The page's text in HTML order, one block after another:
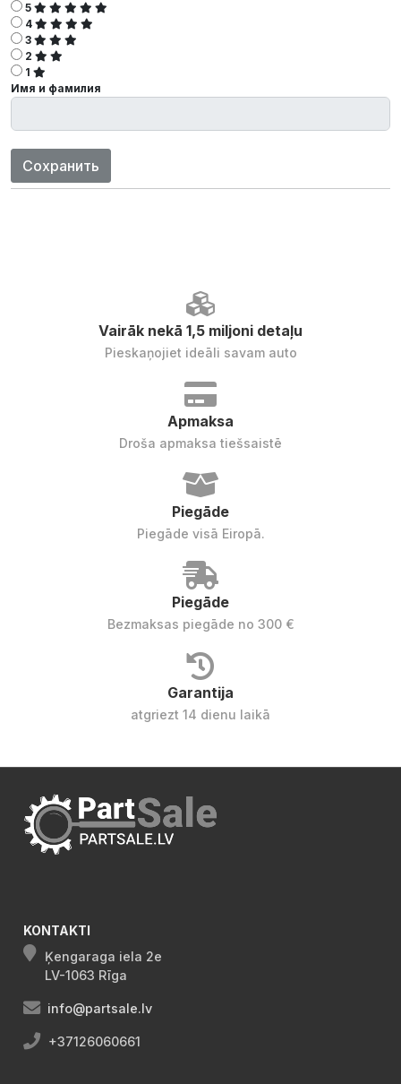
5
4
3
2
1
Имя и фамилия
Сохранить
Vairāk nekā 1,5 miljoni detaļu
Pieskaņojiet ideāli savam auto
Apmaksa
Droša apmaksa tiešsaistē
Piegāde
Piegāde visā Eiropā.
Piegāde
Bezmaksas piegāde no 300 €
Garantija
atgriezt 14 dienu laikā
KONTAKTI
Ķengaraga iela 2e
LV-1063 Rīga
info@partsale.lv
+37126060661